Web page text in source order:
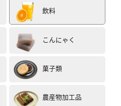
飲料
こんにゃく
菓子類
農産物加工品